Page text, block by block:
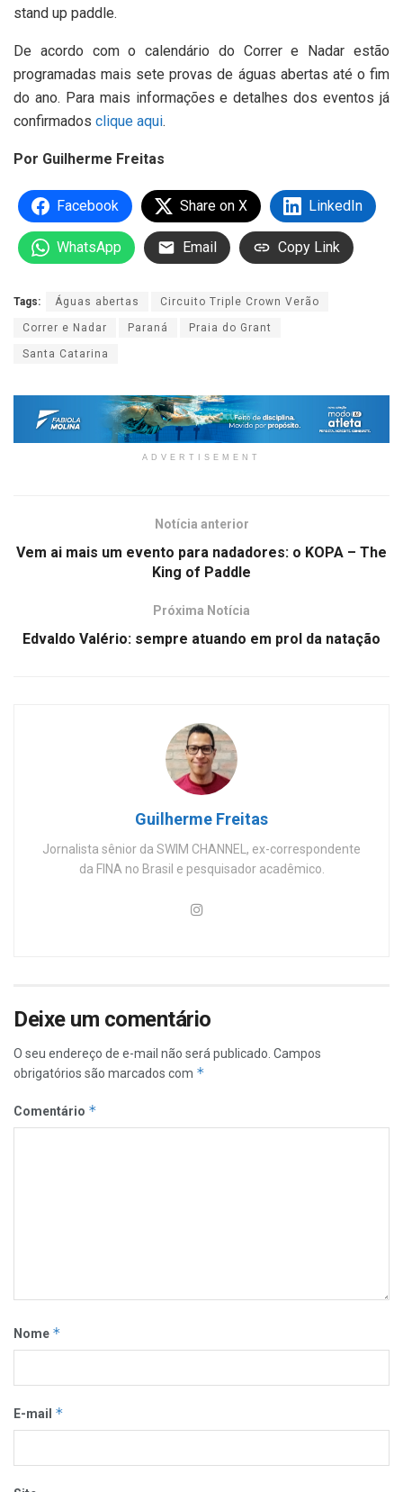
stand up paddle.
De acordo com o calendário do Correr e Nadar estão
programadas mais sete provas de águas abertas até o fim
do ano. Para mais informações e detalhes dos eventos já
confirmados clique aqui.
Por Guilherme Freitas
Facebook Share on X LinkedIn
WhatsApp Email Copy Link
Tags: Águas abertas Circuito Triple Crown Verão
Correr e Nadar Paraná Praia do Grant
Santa Catarina
ADVERTISEMENT
Notícia anterior
Vem ai mais um evento para nadadores: o KOPA – The
King of Paddle
Próxima Notícia
Edvaldo Valério: sempre atuando em prol da natação
Guilherme Freitas
Jornalista sênior da SWIM CHANNEL, ex-correspondente
da FINA no Brasil e pesquisador acadêmico.
Deixe um comentário
O seu endereço de e-mail não será publicado. Campos
obrigatórios são marcados com *
Comentário *
Nome *
E-mail *